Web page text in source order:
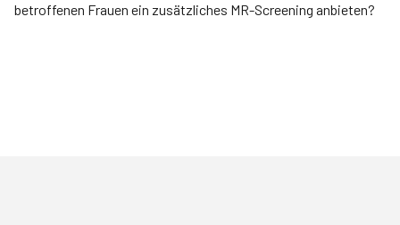
betroffenen Frauen ein zusätzliches MR-Screening anbieten?